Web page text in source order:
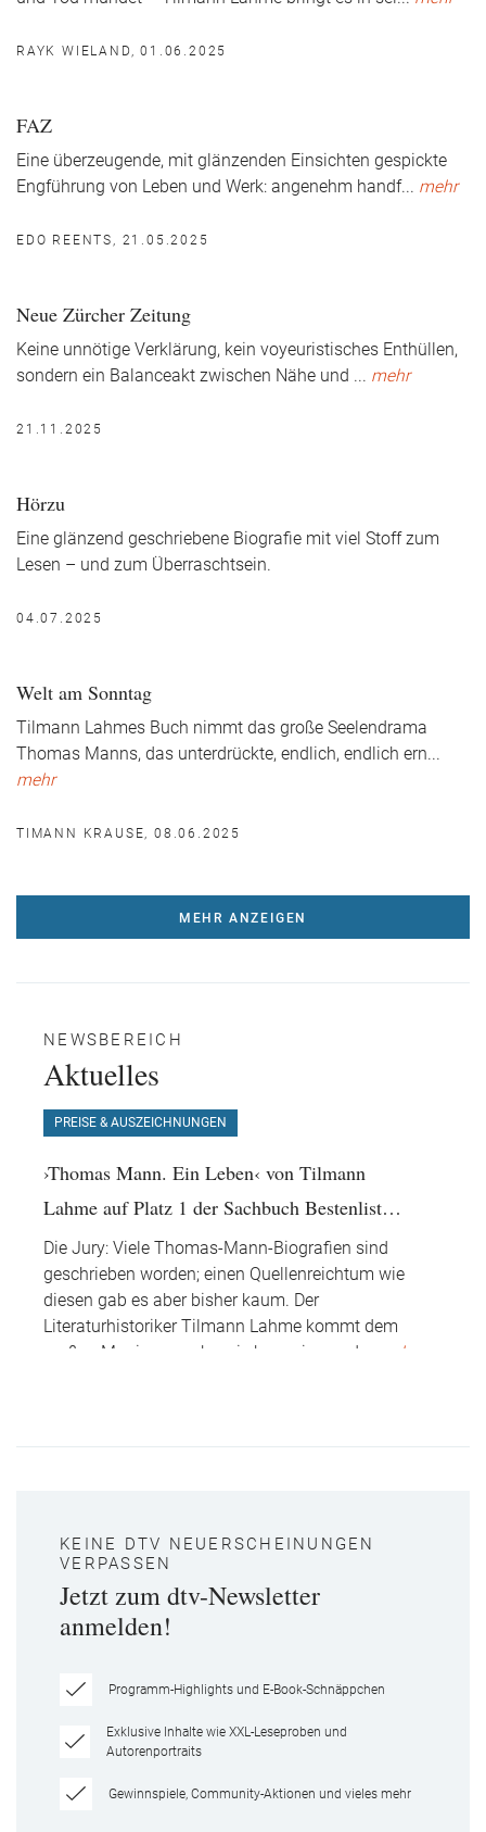
RAYK WIELAND, 01.06.2025
FAZ
Eine überzeugende, mit glänzenden Einsichten gespickte
Engführung von Leben und Werk: angenehm handf... mehr
EDO REENTS, 21.05.2025
Neue Zürcher Zeitung
Keine unnötige Verklärung, kein voyeuristisches Enthüllen,
sondern ein Balanceakt zwischen Nähe und ... mehr
21.11.2025
Hörzu
Eine glänzend geschriebene Biografie mit viel Stoff zum
Lesen – und zum Überraschtsein.
04.07.2025
Welt am Sonntag
Tilmann Lahmes Buch nimmt das große Seelendrama
Thomas Manns, das unterdrückte, endlich, endlich ern...
mehr
TIMANN KRAUSE, 08.06.2025
MEHR ANZEIGEN
NEWSBEREICH
Aktuelles
PREISE & AUSZEICHNUNGEN
›Thomas Mann. Ein Leben‹ von Tilmann
Lahme auf Platz 1 der Sachbuch Bestenliste
von ZDF, DIE ZEIT und DLF Kultur im Juni
Die Jury: Viele Thomas-Mann-Biografien sind
geschrieben worden; einen Quellenreichtum wie
diesen gab es aber bisher kaum. Der
Literaturhistoriker Tilmann Lahme kommt dem
großen Magier so nahe wie kaum jemand
mehr
KEINE DTV NEUERSCHEINUNGEN
VERPASSEN
Jetzt zum dtv-Newsletter
anmelden!
Programm-Highlights und E-Book-Schnäppchen
Exklusive Inhalte wie XXL-Leseproben und
Autorenportraits
Gewinnspiele, Community-Aktionen und vieles mehr